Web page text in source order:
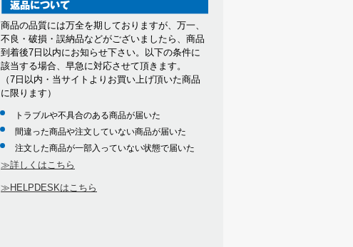
商品の品質には万全を期しておりますが、万一、
不良・破損・誤納品などがございましたら、商品
到着後7日以内にお知らせ下さい。以下の条件に
該当する場合、早急に対応させて頂きます。
（7日以内・当サイトよりお買い上げ頂いた商品
に限ります）
トラブルや不具合のある商品が届いた
間違った商品や注文していない商品が届いた
注文した商品が一部入っていない状態で届いた
≫詳しくはこちら
≫HELPDESKはこちら